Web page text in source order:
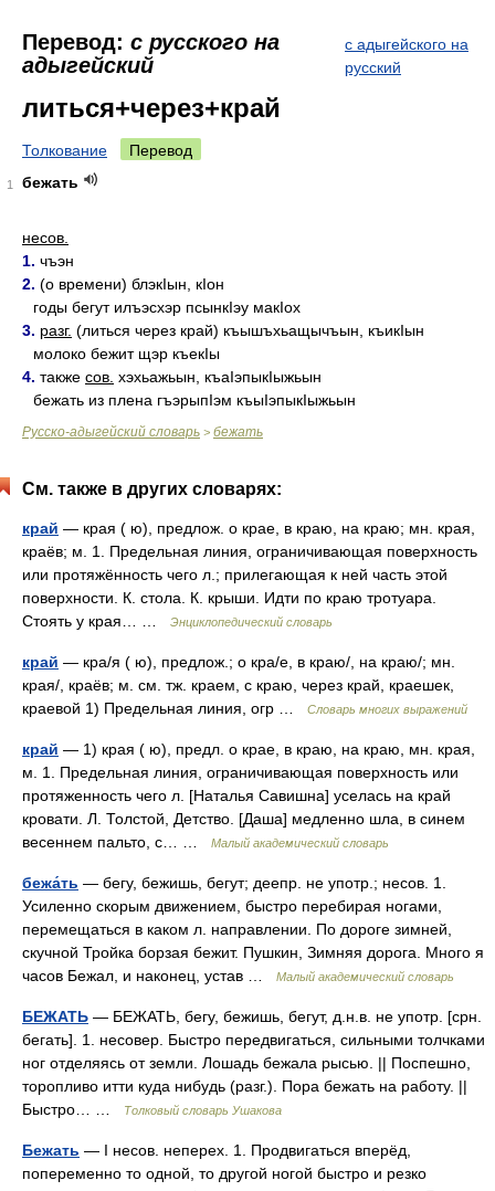
Перевод: с русского на
адыгейский
с адыгейского на
русский
литься+через+край
Толкование Перевод
1 бежать
несов.
1. чъэн
2. (о времени) блэкIын, кIон
годы бегут илъэсхэр псынкIэу макIох
3. разг. (литься через край) къышъхьащычъын, къикIын
молоко бежит щэр къекIы
4. также сов. хэхьажьын, къаIэпыкIыжьын
бежать из плена гъэрыпIэм къыIэпыкIыжьын
Русско-адыгейский словарь > бежать
См. также в других словарях:
край — края ( ю), предлож. о крае, в краю, на краю; мн. края,
краёв; м. 1. Предельная линия, ограничивающая поверхность
или протяжённость чего л.; прилегающая к ней часть этой
поверхности. К. стола. К. крыши. Идти по краю тротуара.
Стоять у края… …
Энциклопедический словарь
край — кра/я ( ю), предлож.; о кра/е, в краю/, на краю/; мн.
края/, краёв; м. см. тж. краем, с краю, через край, краешек,
краевой 1) Предельная линия, огр …
Словарь многих выражений
край — 1) края ( ю), предл. о крае, в краю, на краю, мн. края,
м. 1. Предельная линия, ограничивающая поверхность или
протяженность чего л. [Наталья Савишна] уселась на край
кровати. Л. Толстой, Детство. [Даша] медленно шла, в синем
весеннем пальто, с… …
Малый академический словарь
бежа́ть — бегу, бежишь, бегут; деепр. не употр.; несов. 1.
Усиленно скорым движением, быстро перебирая ногами,
перемещаться в каком л. направлении. По дороге зимней,
скучной Тройка борзая бежит. Пушкин, Зимняя дорога. Много я
часов Бежал, и наконец, устав …
Малый академический словарь
БЕЖАТЬ — БЕЖАТЬ, бегу, бежишь, бегут, д.н.в. не употр. [срн.
бегать]. 1. несовер. Быстро передвигаться, сильными толчками
ног отделяясь от земли. Лошадь бежала рысью. || Поспешно,
торопливо итти куда нибудь (разг.). Пора бежать на работу. ||
Быстро… …
Толковый словарь Ушакова
Бежать — I несов. неперех. 1. Продвигаться вперёд,
попеременно то одной, то другой ногой быстро и резко